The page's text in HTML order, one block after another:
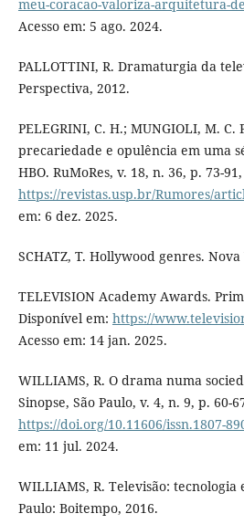
meu-coracao-valoriza-arquitetura-
Acesso em: 5 ago. 2024.
PALLOTTINI, R. Dramaturgia da
Perspectiva, 2012.
PELEGRINI, C. H.; MUNGIOLI, M. C.
precariedade e opulência em uma
HBO. RuMoRes, v. 18, n. 36, p. 73-
https://revistas.usp.br/Rumores/
em: 6 dez. 2025.
SCHATZ, T. Hollywood genres.
TELEVISION Academy Awards.
Disponível em: https://
Acesso em: 14 jan. 2025.
WILLIAMS, R. O drama numa
Sinopse, São Paulo, v. 4, n. 9, p. 60-
https://doi.org/10.11606/issn.1807-
em: 11 jul. 2024.
WILLIAMS, R. Televisão:
Paulo: Boitempo, 2016.